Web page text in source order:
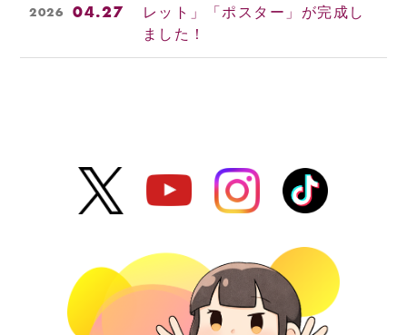
2026 04.27
レット」「ポスター」が完成し
ました！